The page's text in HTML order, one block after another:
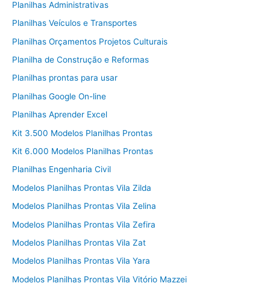
Planilhas Administrativas
Planilhas Veículos e Transportes
Planilhas Orçamentos Projetos Culturais
Planilha de Construção e Reformas
Planilhas prontas para usar
Planilhas Google On-line
Planilhas Aprender Excel
Kit 3.500 Modelos Planilhas Prontas
Kit 6.000 Modelos Planilhas Prontas
Planilhas Engenharia Civil
Modelos Planilhas Prontas Vila Zilda
Modelos Planilhas Prontas Vila Zelina
Modelos Planilhas Prontas Vila Zefira
Modelos Planilhas Prontas Vila Zat
Modelos Planilhas Prontas Vila Yara
Modelos Planilhas Prontas Vila Vitório Mazzei